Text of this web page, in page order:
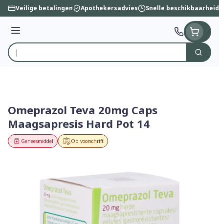
Ga naar de inhoud
Veilige betalingen Apothekersadvies Snelle beschikbaarheid
Menu
Product, merk, categorie...
Zoek
Omeprazol Teva 20mg Caps
Maagsapresis Hard Pot 14
Op voorschrift
Geneesmiddel